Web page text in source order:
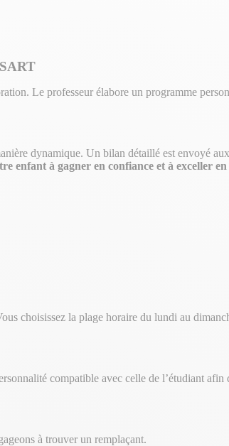
Le professeur élabore un programme
dynamique. Un bilan détaillé est envoyé
enfant à gagner en confiance et à exceller en
choisissez la plage horaire du lundi au
compatible avec celle de l’étudiant afin
à trouver un remplaçant.